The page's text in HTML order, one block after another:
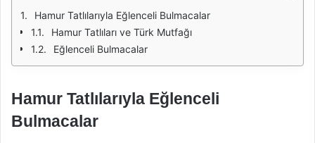
Hamur Tatlılarıyla Eğlenceli Bulmacalar
Hamur Tatlıları ve Türk Mutfağı
Eğlenceli Bulmacalar
Hamur Tatlılarıyla Eğlenceli
Bulmacalar